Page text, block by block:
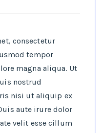
consectetur
tempor
magna aliqua. Ut
nostrud
nisi ut aliquip ex
aute irure dolor
velit esse cillum